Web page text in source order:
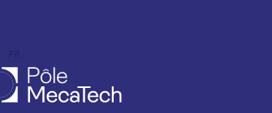
MecaTech
EN